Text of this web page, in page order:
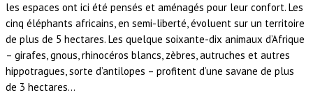
les espaces ont ici été pensés et aménagés pour leur confort. Les
cinq éléphants africains, en semi-liberté, évoluent sur un territoire
de plus de 5 hectares. Les quelque soixante-dix animaux d’Afrique
– girafes, gnous, rhinocéros blancs, zèbres, autruches et autres
hippotragues, sorte d’antilopes – profitent d’une savane de plus
de 3 hectares…